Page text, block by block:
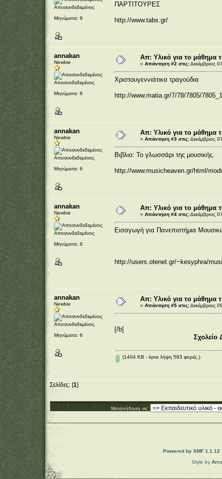
Αποσυνδεδεμένος
Μηνύματα: 6
ΠΑΡΤΙΤΟΥΡΕΣ
http://www.tabs.gr/
annakan
Newbie
Αποσυνδεδεμένος
Μηνύματα: 6
Απ: Υλικό για το μάθημα
« Απάντηση #2 στις:Δεκέμβριος
Χριστουγεννιάτικα τραγούδια
http://www.matia.gr/7/78/7805/
annakan
Newbie
Αποσυνδεδεμένος
Μηνύματα: 6
Απ: Υλικό για το μάθημα
« Απάντηση #3 στις:Δεκέμβριος
Βιβλιο: Το γλωσσάρι της μουσικής.
http://www.musicheaven.gr/html/
annakan
Newbie
Αποσυνδεδεμένος
Μηνύματα: 6
Απ: Υλικό για το μάθημα
« Απάντηση #4 στις:Δεκέμβριος
Εισαγωγή για Πανεπιστήμια
http://users.otenet.gr/~kesyphra/
annakan
Newbie
Αποσυνδεδεμένος
Μηνύματα: 6
Απ: Υλικό για το μάθημα
« Απάντηση #5 στις:Δεκέμβριος
[/b]
Σχολείο
(1404 KB - έγινε λήψη 583 φορές.)
Σελίδες: [1]
Μεταπήδηση σε:
Powered by SMF 1.1.12
Style by